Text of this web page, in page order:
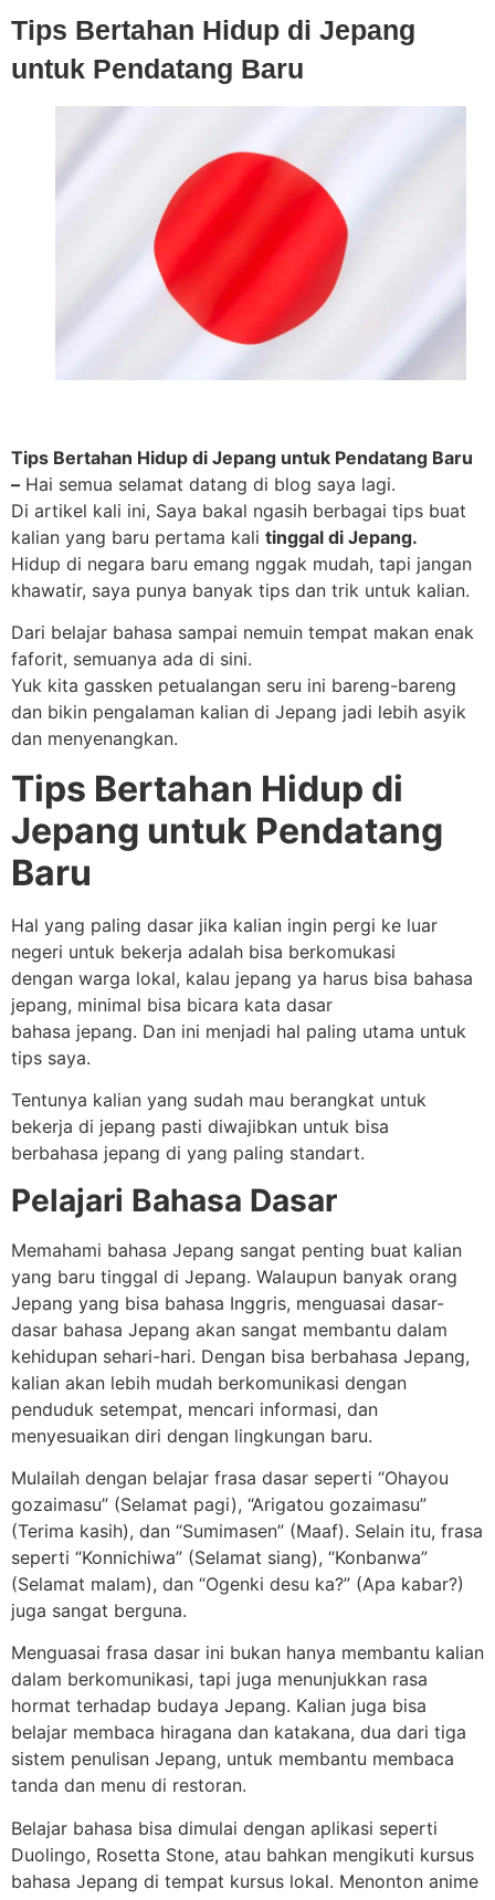
Tips Bertahan Hidup di Jepang
untuk Pendatang Baru
Tips Bertahan Hidup di Jepang untuk Pendatang Baru
– Hai semua selamat datang di blog saya lagi.
Di artikel kali ini, Saya bakal ngasih berbagai tips buat
kalian yang baru pertama kali tinggal di Jepang.
Hidup di negara baru emang nggak mudah, tapi jangan
khawatir, saya punya banyak tips dan trik untuk kalian.
Dari belajar bahasa sampai nemuin tempat makan enak
faforit, semuanya ada di sini.
Yuk kita gassken petualangan seru ini bareng-bareng
dan bikin pengalaman kalian di Jepang jadi lebih asyik
dan menyenangkan.
Tips Bertahan Hidup di
Jepang untuk Pendatang
Baru
Hal yang paling dasar jika kalian ingin pergi ke luar
negeri untuk bekerja adalah bisa berkomukasi
dengan warga lokal, kalau jepang ya harus bisa bahasa
jepang, minimal bisa bicara kata dasar
bahasa jepang. Dan ini menjadi hal paling utama untuk
tips saya.
Tentunya kalian yang sudah mau berangkat untuk
bekerja di jepang pasti diwajibkan untuk bisa
berbahasa jepang di yang paling standart.
Pelajari Bahasa Dasar
Memahami bahasa Jepang sangat penting buat kalian
yang baru tinggal di Jepang. Walaupun banyak orang
Jepang yang bisa bahasa Inggris, menguasai dasar-
dasar bahasa Jepang akan sangat membantu dalam
kehidupan sehari-hari. Dengan bisa berbahasa Jepang,
kalian akan lebih mudah berkomunikasi dengan
penduduk setempat, mencari informasi, dan
menyesuaikan diri dengan lingkungan baru.
Mulailah dengan belajar frasa dasar seperti “Ohayou
gozaimasu” (Selamat pagi), “Arigatou gozaimasu”
(Terima kasih), dan “Sumimasen” (Maaf). Selain itu, frasa
seperti “Konnichiwa” (Selamat siang), “Konbanwa”
(Selamat malam), dan “Ogenki desu ka?” (Apa kabar?)
juga sangat berguna.
Menguasai frasa dasar ini bukan hanya membantu kalian
dalam berkomunikasi, tapi juga menunjukkan rasa
hormat terhadap budaya Jepang. Kalian juga bisa
belajar membaca hiragana dan katakana, dua dari tiga
sistem penulisan Jepang, untuk membantu membaca
tanda dan menu di restoran.
Belajar bahasa bisa dimulai dengan aplikasi seperti
Duolingo, Rosetta Stone, atau bahkan mengikuti kursus
bahasa Jepang di tempat kursus lokal. Menonton anime